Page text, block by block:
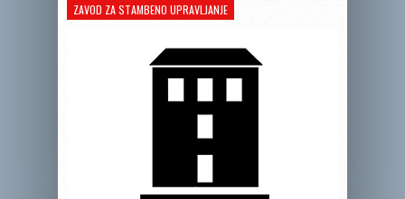
ZAVOD ZA STAMBENO UPRAVLJANJE